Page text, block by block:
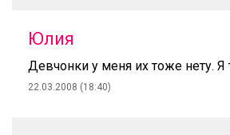
Юлия
Девчонки у меня их тоже нету. Я
22.03.2008 (18:40)